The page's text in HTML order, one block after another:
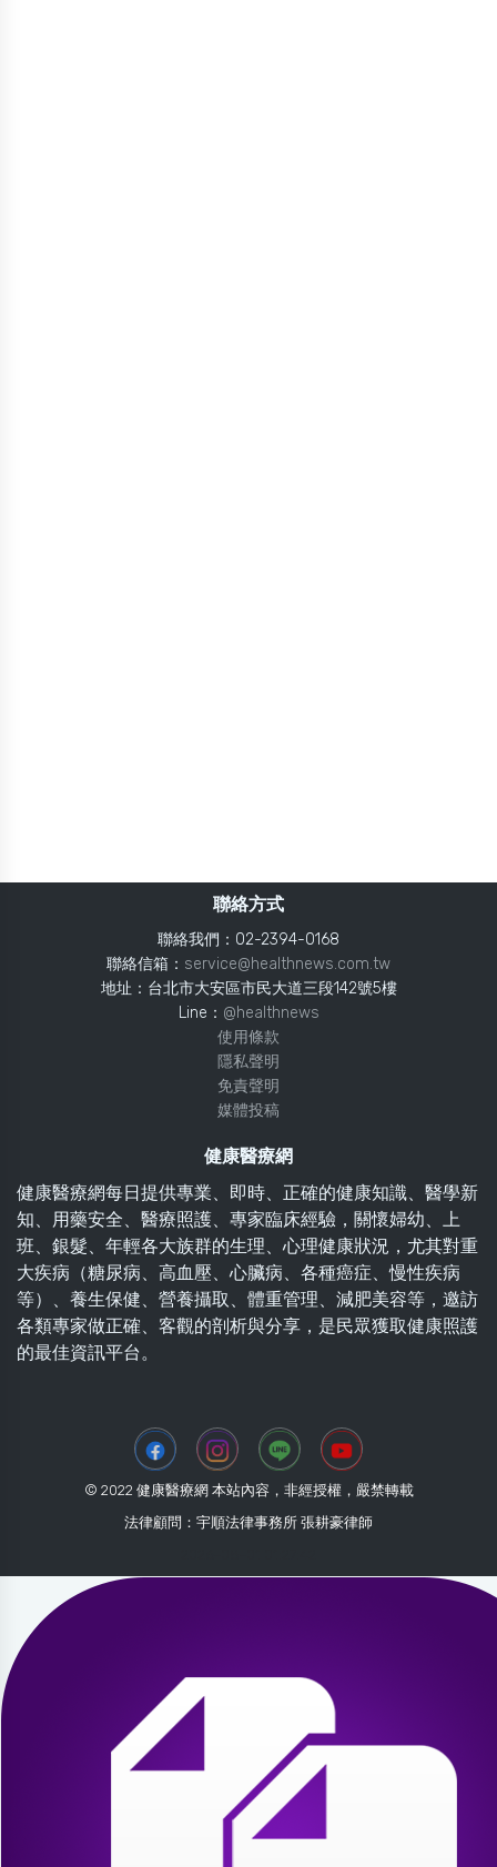
聯絡方式
聯絡我們：02-2394-0168
聯絡信箱： service@healthnews.com.tw
地址：台北市大安區市民大道三段142號5樓
Line： @healthnews
使用條款
隱私聲明
免責聲明
媒體投稿
健康醫療網
健康醫療網每日提供專業、即時、正確的健康知識、醫學新
知、用藥安全、醫療照護、專家臨床經驗，關懷婦幼、上
班、銀髮、年輕各大族群的生理、心理健康狀況，尤其對重
大疾病（糖尿病、高血壓、心臟病、各種癌症、慢性疾病
等）、養生保健、營養攝取、體重管理、減肥美容等，邀訪
各類專家做正確、客觀的剖析與分享，是民眾獲取健康照護
的最佳資訊平台。
© 2022 健康醫療網 本站內容，非經授權，嚴禁轉載
法律顧問：宇順法律事務所 張耕豪律師